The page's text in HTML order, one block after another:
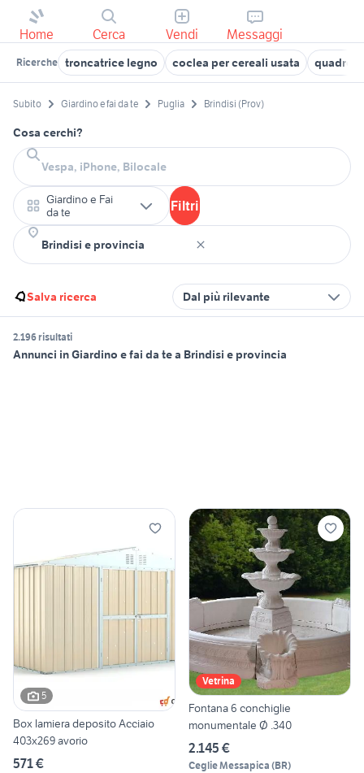
Home Cerca Vendi Messaggi
Ricerche troncatrice legno coclea per cereali usata quadro
Subito Giardino e fai da te Puglia Brindisi (Prov)
Cosa cerchi?
Giardino e Fai
da te
Filtri
Salva ricerca Dal più rilevante
2.196 risultati
Annunci in Giardino e fai da te a Brindisi e provincia
5
Box lamiera deposito Acciaio
403x269 avorio
571 €
Vetrina
Fontana 6 conchiglie
monumentale Ø .340
2.145 €
Ceglie Messapica (BR)